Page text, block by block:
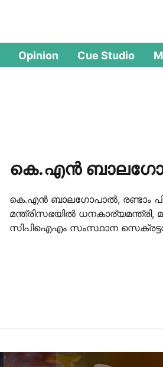
Opinion Cue Studio
കെ.എന്‍
കെ.എന്‍ ബാലഗോപാല്‍, രണ്ടാം
മന്ത്രിസഭയില്‍ ധനകാര്യമന്ത്രി,